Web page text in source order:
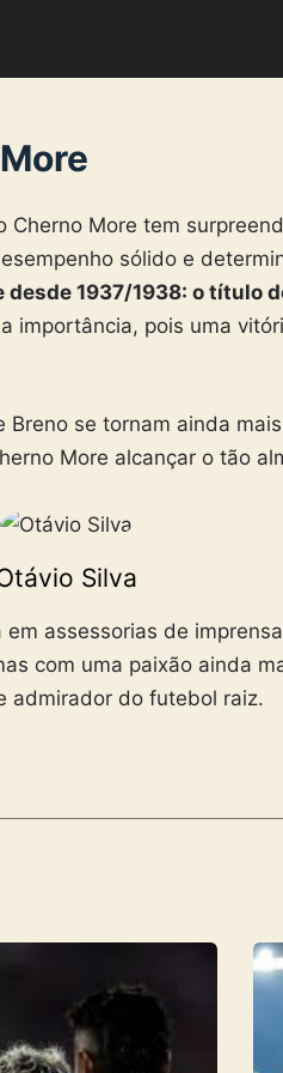
More tem
sólido e
1937/1938: o título
importância, pois uma
se tornam ainda
More alcançar o tão
Silva
assessorias de
com uma paixão ainda
admirador do futebol raiz.